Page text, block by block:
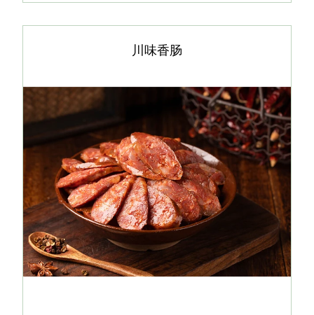
川味香肠